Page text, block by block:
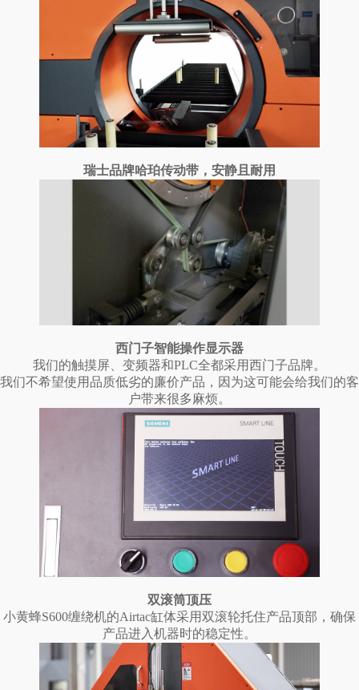
瑞士品牌哈珀传动带，安静且耐用
西门子智能操作显示器
我们的触摸屏、变频器和PLC全都采用西门子品牌。
我们不希望使用品质低劣的廉价产品，因为这可能会给我们的客
户带来很多麻烦。
双滚筒顶压
小黄蜂S600缠绕机的Airtac缸体采用双滚轮托住产品顶部，确保
产品进入机器时的稳定性。